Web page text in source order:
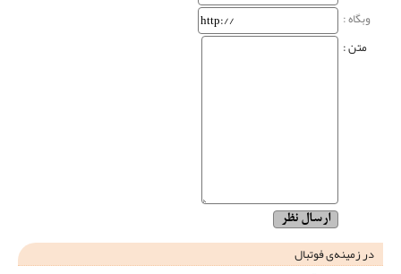
وبگاه‌ :
متن :
در زمینه‌ی فوتبال